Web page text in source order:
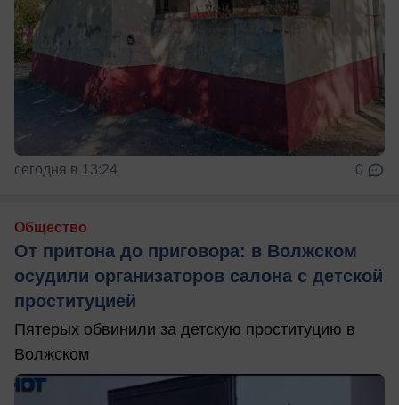
сегодня в 13:24 0
Общество
От притона до приговора: в Волжском
осудили организаторов салона с детской
проституцией
Пятерых обвинили за детскую проституцию в
Волжском